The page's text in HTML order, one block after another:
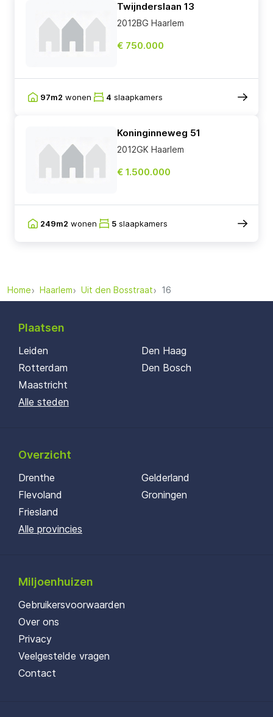
Twijnderslaan 13
2012BG Haarlem
€ 750.000
97m2 wonen 4 slaapkamers
Koninginneweg 51
2012GK Haarlem
€ 1.500.000
249m2 wonen 5 slaapkamers
Home Haarlem Uit den Bosstraat 16
Plaatsen
Leiden
Rotterdam
Maastricht
Den Haag
Den Bosch
Alle steden
Overzicht
Drenthe
Flevoland
Friesland
Gelderland
Groningen
Alle provincies
Miljoenhuizen
Gebruikersvoorwaarden
Over ons
Privacy
Veelgestelde vragen
Contact